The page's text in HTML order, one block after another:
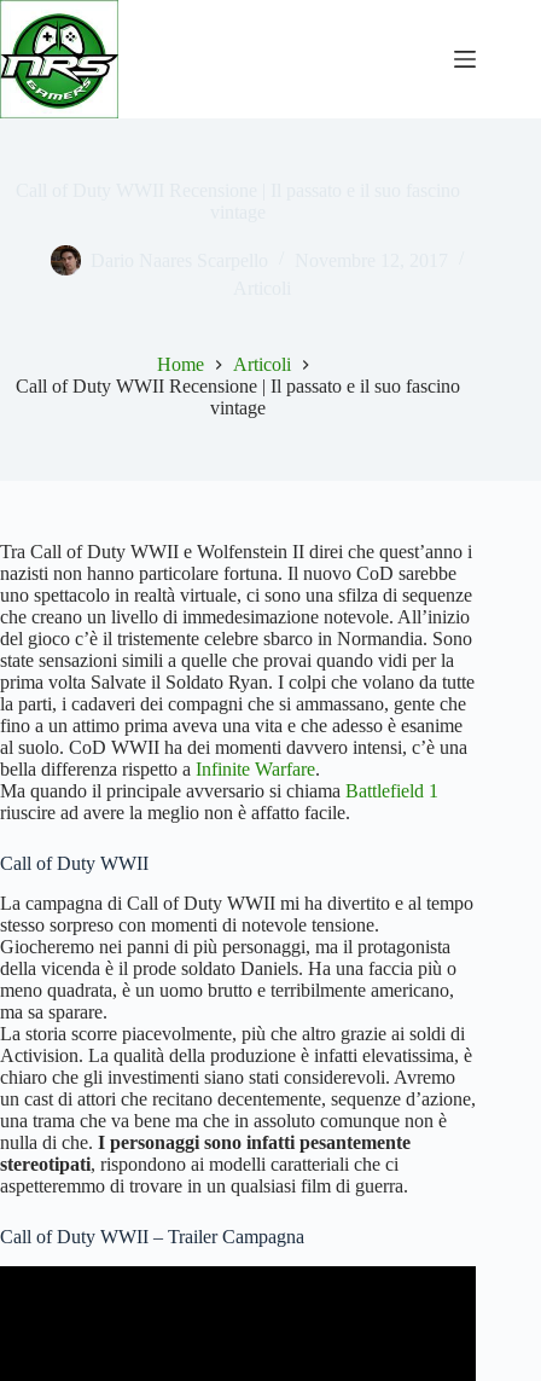
Salta
contenuto
Home
Articoli
Call of Duty WWII Recensione | Il passato e il suo fascino
vintage
Tra Call of Duty WWII e Wolfenstein II direi che quest’anno i
nazisti non hanno particolare fortuna. Il nuovo CoD sarebbe
uno spettacolo in realtà virtuale, ci sono una sfilza di sequenze
che creano un livello di immedesimazione notevole. All’inizio
del gioco c’è il tristemente celebre sbarco in Normandia. Sono
state sensazioni simili a quelle che provai quando vidi per la
prima volta Salvate il Soldato Ryan. I colpi che volano da tutte
la parti, i cadaveri dei compagni che si ammassano, gente che
fino a un attimo prima aveva una vita e che adesso è esanime
al suolo. CoD WWII ha dei momenti davvero intensi, c’è una
bella differenza rispetto a Infinite Warfare.
Ma quando il principale avversario si chiama Battlefield 1
riuscire ad avere la meglio non è affatto facile.
Call of Duty WWII
La campagna di Call of Duty WWII mi ha divertito e al tempo
stesso sorpreso con momenti di notevole tensione.
Giocheremo nei panni di più personaggi, ma il protagonista
della vicenda è il prode soldato Daniels. Ha una faccia più o
meno quadrata, è un uomo brutto e terribilmente americano,
ma sa sparare.
La storia scorre piacevolmente, più che altro grazie ai soldi di
Activision. La qualità della produzione è infatti elevatissima, è
chiaro che gli investimenti siano stati considerevoli. Avremo
un cast di attori che recitano decentemente, sequenze d’azione,
una trama che va bene ma che in assoluto comunque non è
nulla di che. I personaggi sono infatti pesantemente
stereotipati, rispondono ai modelli caratteriali che ci
aspetteremmo di trovare in un qualsiasi film di guerra.
Call of Duty WWII – Trailer Campagna